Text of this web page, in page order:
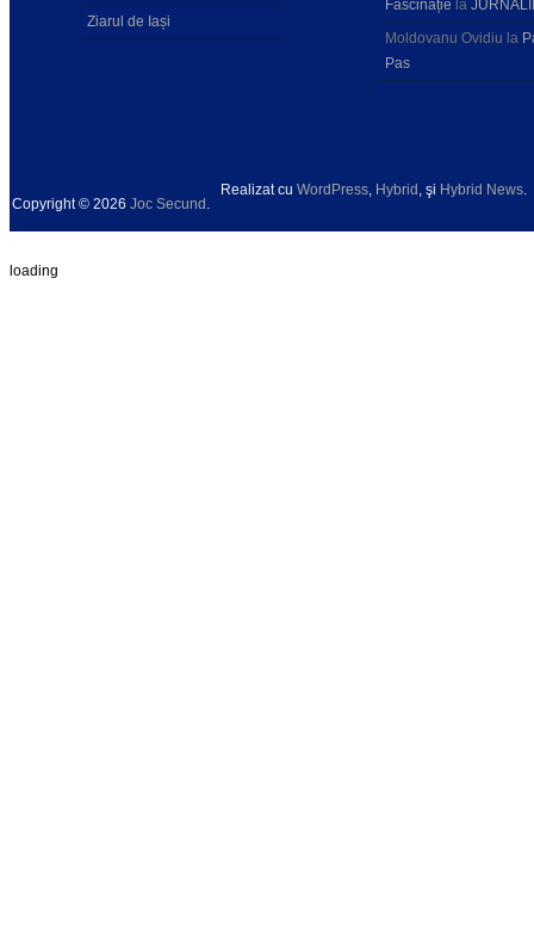
Ziarul de Iași
Fascinație la
Moldovanu Ovidiu la
Pas
Copyright © 2026 Joc Secund .
Realizat cu WordPress, Hybrid , şi Hybrid News.
loading